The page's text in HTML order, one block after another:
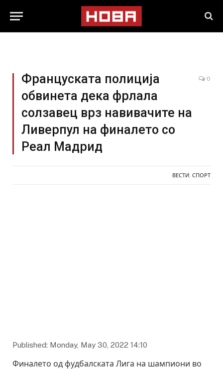
Француската полиција
обвинета дека фрлала
солзавец врз навивачите на
Ливерпул на финалето со
Реал Мадрид
0
ВЕСТИ СПОРТ
Published: Monday, May 30, 2022 14:10
Финалето од фудбалската Лига на шампиони во